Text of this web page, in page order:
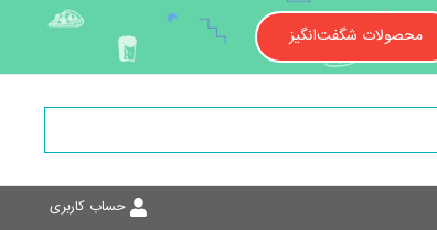
محصولات شگفت‌انگیز
حساب کاربری